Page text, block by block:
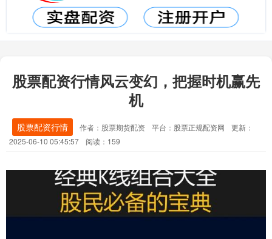
股票配资行情风云变幻，把握时机赢先
机
股票配资行情 作者：股票期货配资 平台：股票正规配资网
更新：
2025-06-10 05:45:57
阅读：159